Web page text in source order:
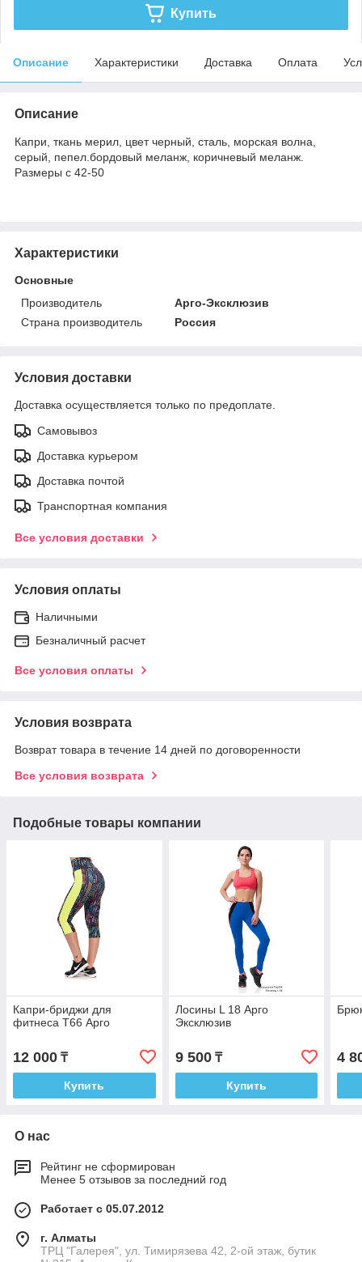
Купить
Описание Характеристики Доставка Оплата
Описание
Капри, ткань мерил, цвет черный, сталь, морская волна,
серый, пепел.бордовый меланж, коричневый меланж.
Размеры с 42-50
Характеристики
Основные
Производитель
Арго-Эксклюзив
Страна производитель
Россия
Условия доставки
Доставка осуществляется только по предоплате.
Самовывоз
Доставка курьером
Доставка почтой
Транспортная компания
Все условия доставки
Условия оплаты
Наличными
Безналичный расчет
Все условия оплаты
Условия возврата
Возврат товара в течение 14 дней по договоренности
Все условия возврата
Подобные товары компании
Капри-бриджи для
фитнеса Т66 Арго
12 000 ₸
Купить
Лосины L 18 Арго
Эксклюзив
9 500₸
Купить
4
О нас
Рейтинг не сформирован
Менее 5 отзывов за последний год
Работает с 05.07.2012
г. Алматы
ТРЦ "Галерея", ул. Тимирязева 42, 2-ой этаж, бутик